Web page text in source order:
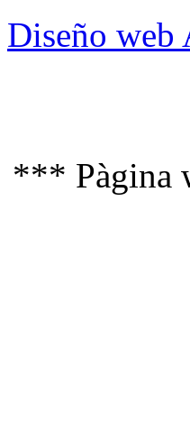
Diseño web
*** Pàgina